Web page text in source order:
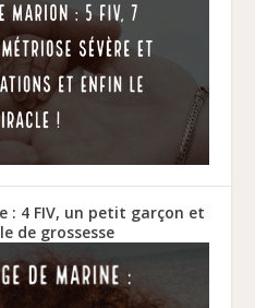
: 4 FIV, un petit garçon et
de grossesse